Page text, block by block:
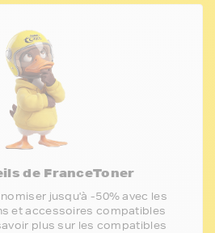
de FranceToner
jusqu'à -50% avec les
et accessoires compatibles
plus sur les compatibles